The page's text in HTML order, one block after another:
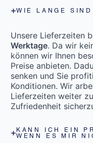
WIE LANGE
Unsere Lieferzeiten
Werktage. Da wir
können wir Ihnen
Preise anbieten.
senken und Sie
Konditionen. Wir
Lieferzeiten weiter
Zufriedenheit
KANN ICH EIN
WENN ES MIR